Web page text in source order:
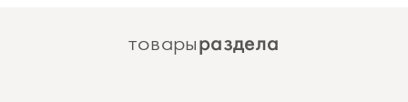
товарыраздела